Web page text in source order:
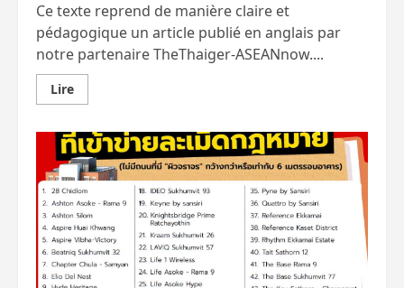
Ce texte reprend de manière claire et
pédagogique un article publié en anglais par
notre partenaire TheThaiger-ASEANnow....
LireEn
savoir
Comment
un
étranger
peut-
il
légalement
posséder
une
maison
en
Thaïlande
?